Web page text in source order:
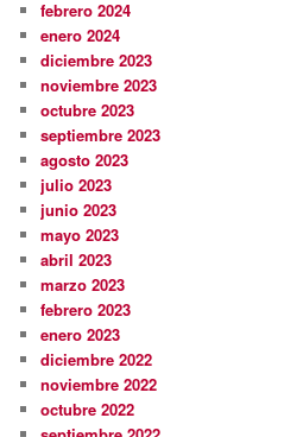
febrero 2024
enero 2024
diciembre 2023
noviembre 2023
octubre 2023
septiembre 2023
agosto 2023
julio 2023
junio 2023
mayo 2023
abril 2023
marzo 2023
febrero 2023
enero 2023
diciembre 2022
noviembre 2022
octubre 2022